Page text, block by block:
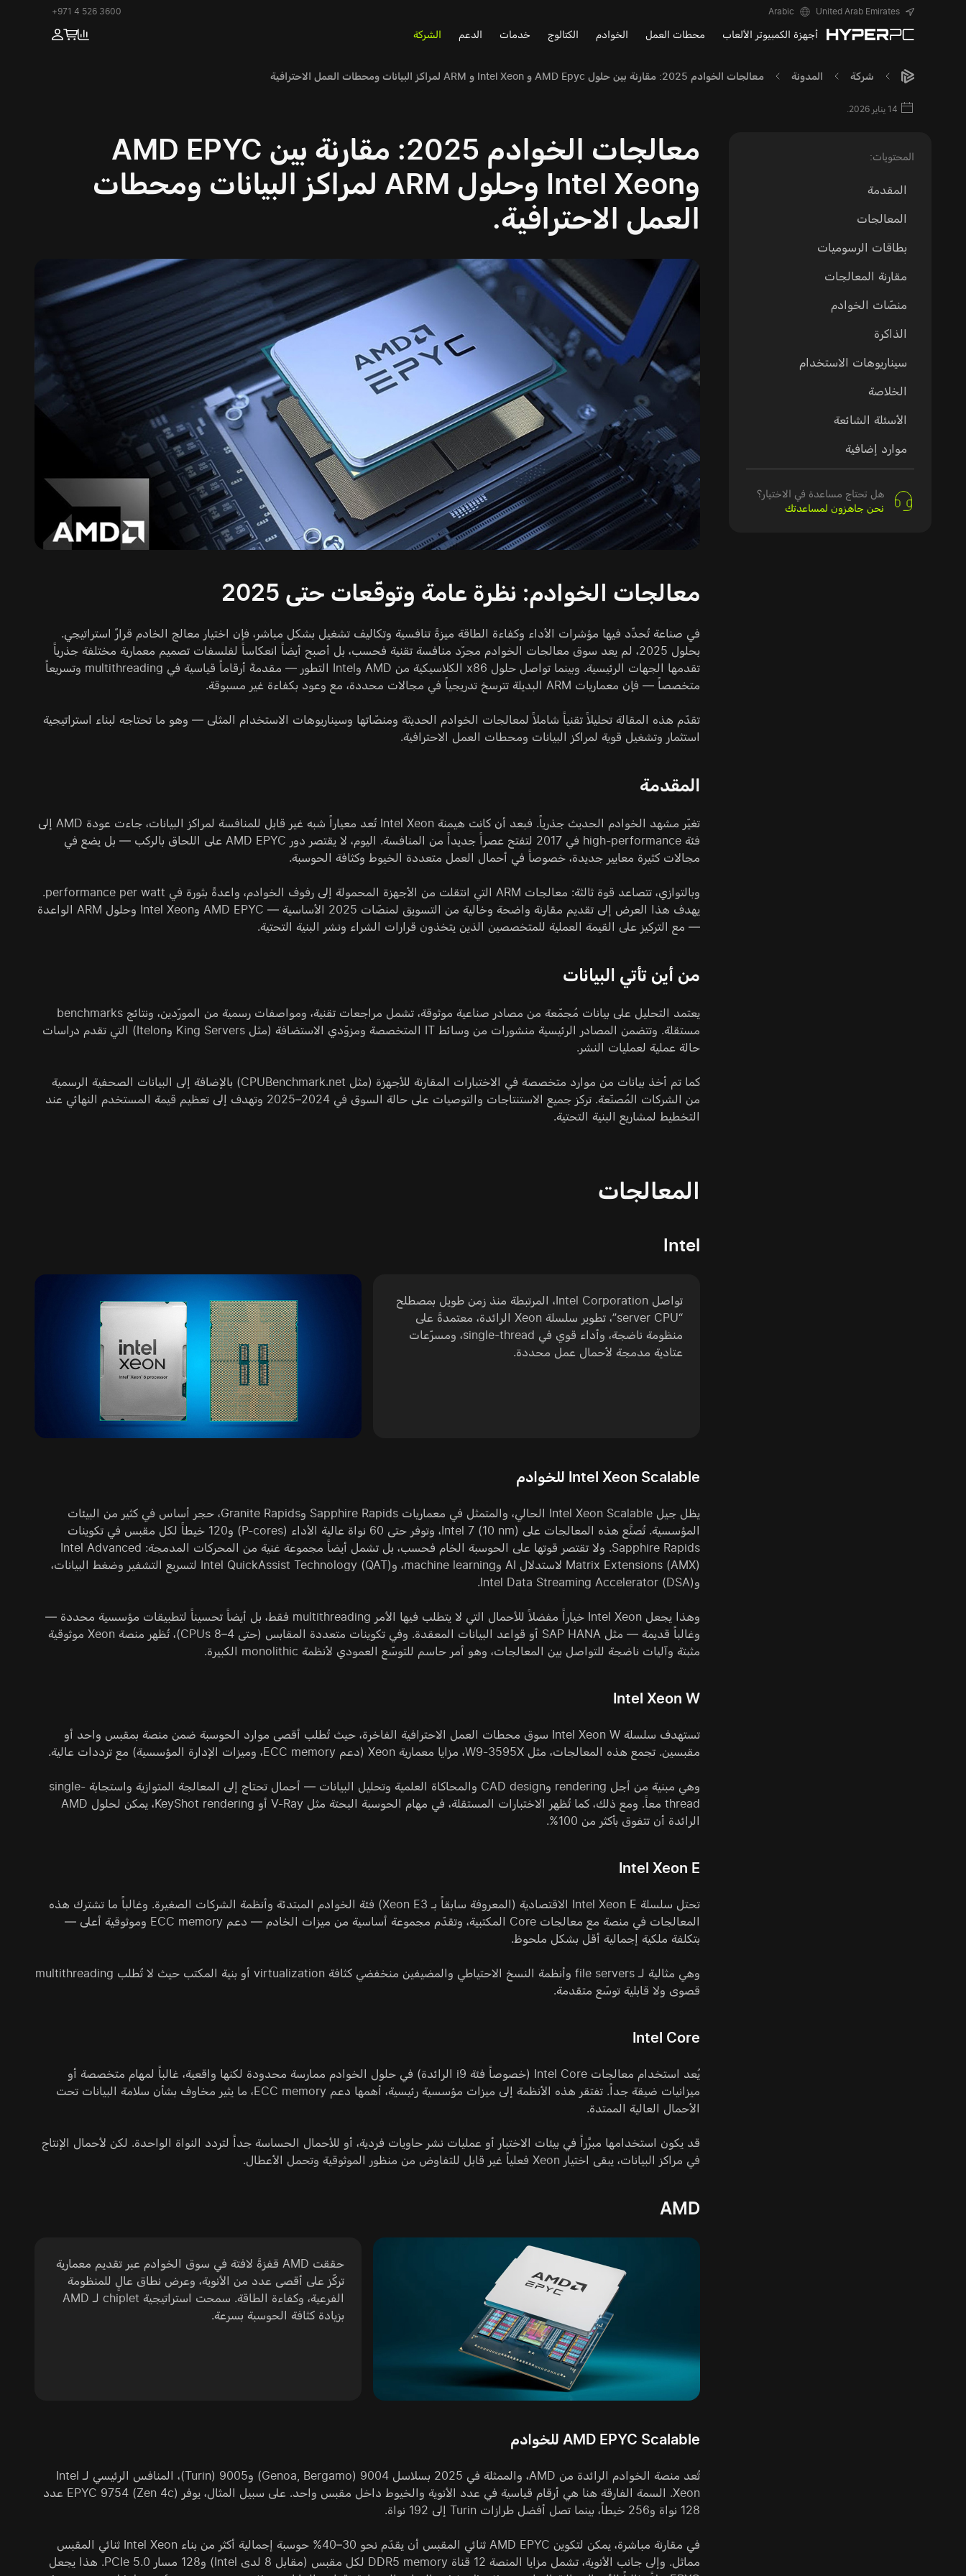
United Arab Emirates
Arabic
+971 4 526 3600
أجهزة الكمبيوتر الألعاب محطات العمل الخوادم الكتالوج خدمات الدعم الشركة
شركة المدونة معالجات الخوادم 2025: مقارنة بين حلول AMD Epyc و Intel Xeon و ARM لمراكز البيانات ومحطات العمل الاحترافية
المحتويات:
المقدمة
المعالجات
بطاقات الرسوميات
مقارنة المعالجات
منصّات الخوادم
الذاكرة
سيناريوهات الاستخدام
الخلاصة
الأسئلة الشائعة
موارد إضافية
هل تحتاج مساعدة في الاختيار؟
نحن جاهزون لمساعدتك
معالجات الخوادم 2025: مقارنة بين AMD EPYC
وIntel Xeon وحلول ARM لمراكز البيانات ومحطات
العمل الاحترافية.
معالجات الخوادم: نظرة عامة وتوقّعات حتى 2025
في صناعة تُحدِّد فيها مؤشرات الأداء وكفاءة الطاقة ميزةً تنافسية وتكاليف تشغيل بشكل مباشر، فإن اختيار معالج الخادم قرارٌ استراتيجي.
بحلول 2025، لم يعد سوق معالجات الخوادم مجرّد منافسة تقنية فحسب، بل أصبح أيضاً انعكاساً لفلسفات تصميم معمارية مختلفة جذرياً
تقدمها الجهات الرئيسية. وبينما تواصل حلول x86 الكلاسيكية من AMD وIntel التطور — مقدمةً أرقاماً قياسية في multithreading وتسريعاً
متخصصاً — فإن معماريات ARM البديلة تترسخ تدريجياً في مجالات محددة، مع وعود بكفاءة غير مسبوقة.
تقدّم هذه المقالة تحليلاً تقنياً شاملاً لمعالجات الخوادم الحديثة ومنصّاتها وسيناريوهات الاستخدام المثلى — وهو ما تحتاجه لبناء استراتيجية
استثمار وتشغيل قوية لمراكز البيانات ومحطات العمل الاحترافية.
المقدمة
تغيّر مشهد الخوادم الحديث جذرياً. فبعد أن كانت هيمنة Intel Xeon تُعد معياراً شبه غير قابل للمنافسة لمراكز البيانات، جاءت عودة AMD إلى
فئة high-performance في 2017 لتفتح عصراً جديداً من المنافسة. اليوم، لا يقتصر دور AMD EPYC على اللحاق بالركب — بل يضع في
مجالات كثيرة معايير جديدة، خصوصاً في أحمال العمل متعددة الخيوط وكثافة الحوسبة.
وبالتوازي، تتصاعد قوة ثالثة: معالجات ARM التي انتقلت من الأجهزة المحمولة إلى رفوف الخوادم، واعدةً بثورة في performance per watt.
يهدف هذا العرض إلى تقديم مقارنة واضحة وخالية من التسويق لمنصّات 2025 الأساسية — AMD EPYC وIntel Xeon وحلول ARM الواعدة
— مع التركيز على القيمة العملية للمتخصصين الذين يتخذون قرارات الشراء ونشر البنية التحتية.
من أين تأتي البيانات
يعتمد التحليل على بيانات مُجمّعة من مصادر صناعية موثوقة، تشمل مراجعات تقنية، ومواصفات رسمية من المورّدين، ونتائج benchmarks
مستقلة. وتتضمن المصادر الرئيسية منشورات من وسائط IT المتخصصة ومزوّدي الاستضافة (مثل King Servers وItelon) التي تقدم دراسات
حالة عملية لعمليات النشر.
كما تم أخذ بيانات من موارد متخصصة في الاختبارات المقارنة للأجهزة (مثل CPUBenchmark.net) بالإضافة إلى البيانات الصحفية الرسمية
من الشركات المُصنّعة. تركز جميع الاستنتاجات والتوصيات على حالة السوق في 2024–2025 وتهدف إلى تعظيم قيمة المستخدم النهائي عند
التخطيط لمشاريع البنية التحتية.
المعالجات
Intel
تواصل Intel Corporation، المرتبطة منذ زمن طويل بمصطلح
“server CPU”، تطوير سلسلة Xeon الرائدة، معتمدةً على
منظومة ناضجة، وأداء قوي في single-thread، ومسرّعات
عتادية مدمجة لأحمال عمل محددة.
Intel Xeon Scalable للخوادم
يظل جيل Intel Xeon Scalable الحالي، والمتمثل في معماريات Sapphire Rapids وGranite Rapids، حجر أساس في كثير من البيئات
المؤسسية. تُصنَّع هذه المعالجات على Intel 7 (10 nm)، وتوفر حتى 60 نواة عالية الأداء (P-cores) و120 خيطاً لكل مقبس في تكوينات
Sapphire Rapids. ولا تقتصر قوتها على الحوسبة الخام فحسب، بل تشمل أيضاً مجموعة غنية من المحركات المدمجة: Intel Advanced
Matrix Extensions (AMX) لاستدلال AI وmachine learning، وIntel QuickAssist Technology (QAT) لتسريع التشفير وضغط البيانات،
وIntel Data Streaming Accelerator (DSA).
وهذا يجعل Intel Xeon خياراً مفضلاً للأحمال التي لا يتطلب فيها الأمر multithreading فقط، بل أيضاً تحسيناً لتطبيقات مؤسسية محددة —
وغالباً قديمة — مثل SAP HANA أو قواعد البيانات المعقدة. وفي تكوينات متعددة المقابس (حتى 4–8 CPUs)، تُظهر منصة Xeon موثوقية
مثبتة وآليات ناضجة للتواصل بين المعالجات، وهو أمر حاسم للتوسّع العمودي لأنظمة monolithic الكبيرة.
Intel Xeon W
تستهدف سلسلة Intel Xeon W سوق محطات العمل الاحترافية الفاخرة، حيث تُطلب أقصى موارد الحوسبة ضمن منصة بمقبس واحد أو
مقبسين. تجمع هذه المعالجات، مثل W9-3595X، مزايا معمارية Xeon (دعم ECC memory، وميزات الإدارة المؤسسية) مع ترددات عالية.
وهي مبنية من أجل rendering وCAD design والمحاكاة العلمية وتحليل البيانات — أحمال تحتاج إلى المعالجة المتوازية واستجابة single-
thread معاً. ومع ذلك، كما تُظهر الاختبارات المستقلة، في مهام الحوسبة البحتة مثل V-Ray أو KeyShot rendering، يمكن لحلول AMD
الرائدة أن تتفوق بأكثر من 100%.
Intel Xeon E
تحتل سلسلة Intel Xeon E الاقتصادية (المعروفة سابقاً بـ Xeon E3) فئة الخوادم المبتدئة وأنظمة الشركات الصغيرة. وغالباً ما تشترك هذه
المعالجات في منصة مع معالجات Core المكتبية، وتقدّم مجموعة أساسية من ميزات الخادم — دعم ECC memory وموثوقية أعلى —
بتكلفة ملكية إجمالية أقل بشكل ملحوظ.
وهي مثالية لـ file servers وأنظمة النسخ الاحتياطي والمضيفين منخفضي كثافة virtualization أو بنية المكتب حيث لا تُطلب multithreading
قصوى ولا قابلية توسّع متقدمة.
Intel Core
يُعد استخدام معالجات Intel Core (خصوصاً فئة i9 الرائدة) في حلول الخوادم ممارسة محدودة لكنها واقعية، غالباً لمهام متخصصة أو
ميزانيات ضيقة جداً. تفتقر هذه الأنظمة إلى ميزات مؤسسية رئيسية، أهمها دعم ECC memory، ما يثير مخاوف بشأن سلامة البيانات تحت
الأحمال العالية الممتدة.
قد يكون استخدامها مبرَّراً في بيئات الاختبار أو عمليات نشر حاويات فردية، أو للأحمال الحساسة جداً لتردد النواة الواحدة. لكن لأحمال الإنتاج
في مراكز البيانات، يبقى اختيار Xeon فعلياً غير قابل للتفاوض من منظور الموثوقية وتحمل الأعطال.
AMD
حققت AMD قفزةً لافتة في سوق الخوادم عبر تقديم معمارية
تركّز على أقصى عدد من الأنوية، وعرض نطاق عالٍ للمنظومة
الفرعية، وكفاءة الطاقة. سمحت استراتيجية chiplet لـ AMD
بزيادة كثافة الحوسبة بسرعة.
AMD EPYC Scalable للخوادم
تُعد منصة الخوادم الرائدة من AMD، والممثلة في 2025 بسلاسل 9004 (Genoa, Bergamo) و9005 (Turin)، المنافس الرئيسي لـ Intel
Xeon. السمة الفارقة هنا هي أرقام قياسية في عدد الأنوية والخيوط داخل مقبس واحد. على سبيل المثال، يوفر EPYC 9754 (Zen 4c) عدد
128 نواة و256 خيطاً، بينما تصل أفضل طرازات Turin إلى 192 نواة.
في مقارنة مباشرة، يمكن لتكوين AMD EPYC ثنائي المقبس أن يقدّم نحو 30–40% حوسبة إجمالية أكثر من بناء Intel Xeon ثنائي المقبس
مماثل. وإلى جانب الأنوية، تشمل مزايا المنصة 12 قناة DDR5 memory لكل مقبس (مقابل 8 لدى Intel) و128 مسار PCIe 5.0. هذا يجعل